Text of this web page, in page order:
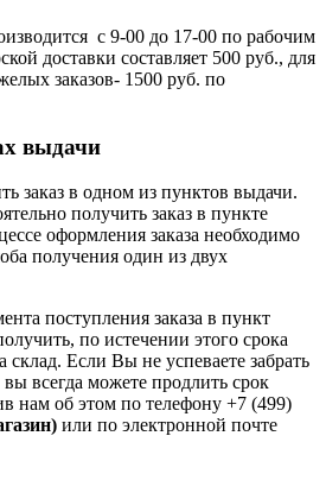
с 9-00 до 17-00 по рабочим
доставки составляет 500 руб., для
заказов- 1500 руб. по
выдачи
заказ в одном из пунктов выдачи.
получить заказ в пункте
оформления заказа необходимо
получения один из двух
поступления заказа в пункт
по истечении этого срока
склад. Если Вы не успеваете забрать
вы всегда можете продлить срок
нам об этом по телефону +7 (499)
или по электронной почте